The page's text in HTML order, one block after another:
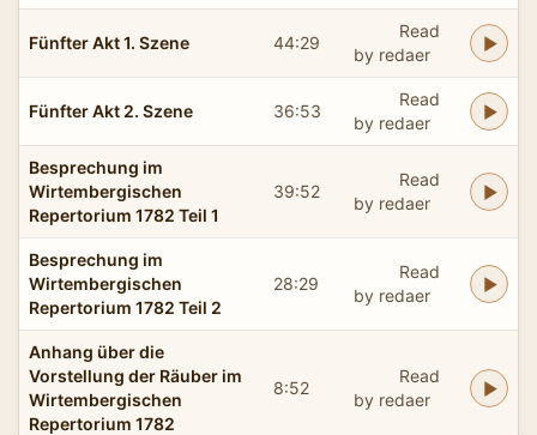
Fünfter Akt 1. Szene 44:29
Read
by redaer
Fünfter Akt 2. Szene 36:53
Read
by redaer
Besprechung im
Wirtembergischen
Repertorium 1782 Teil 1
39:52
Read
by redaer
Besprechung im
Wirtembergischen
Repertorium 1782 Teil 2
28:29
Read
by redaer
Anhang über die
Vorstellung der Räuber im
Wirtembergischen
Repertorium 1782
8:52
Read
by redaer